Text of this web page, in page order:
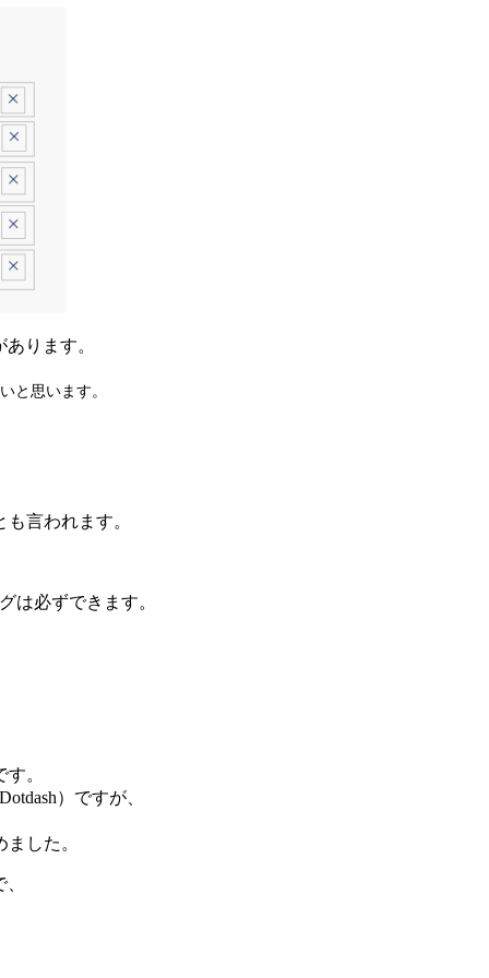
ります。
と思います。
言われます。
は必ずできます。
。
）ですが、
した。